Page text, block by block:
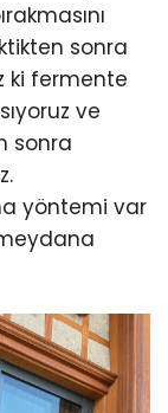
sonra
ki fermente
ve
sonra
yöntemi var